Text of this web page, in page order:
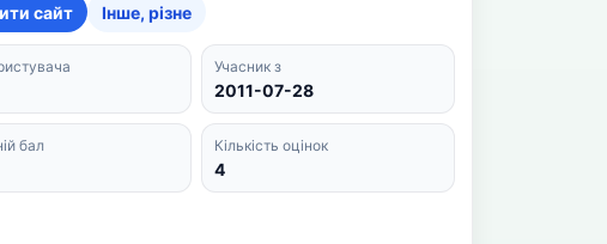
сайт Інше, різне
Учасник з
2011-07-28
бал Кількість оцінок
4